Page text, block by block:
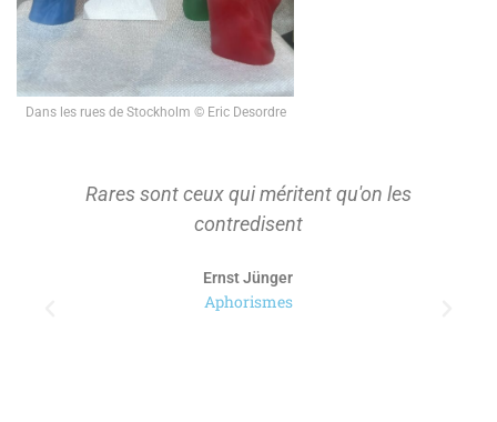
Dans les rues de Stockholm © Eric Desordre
Rares sont ceux qui méritent qu'on les
contredisent
Ernst Jünger
Aphorismes